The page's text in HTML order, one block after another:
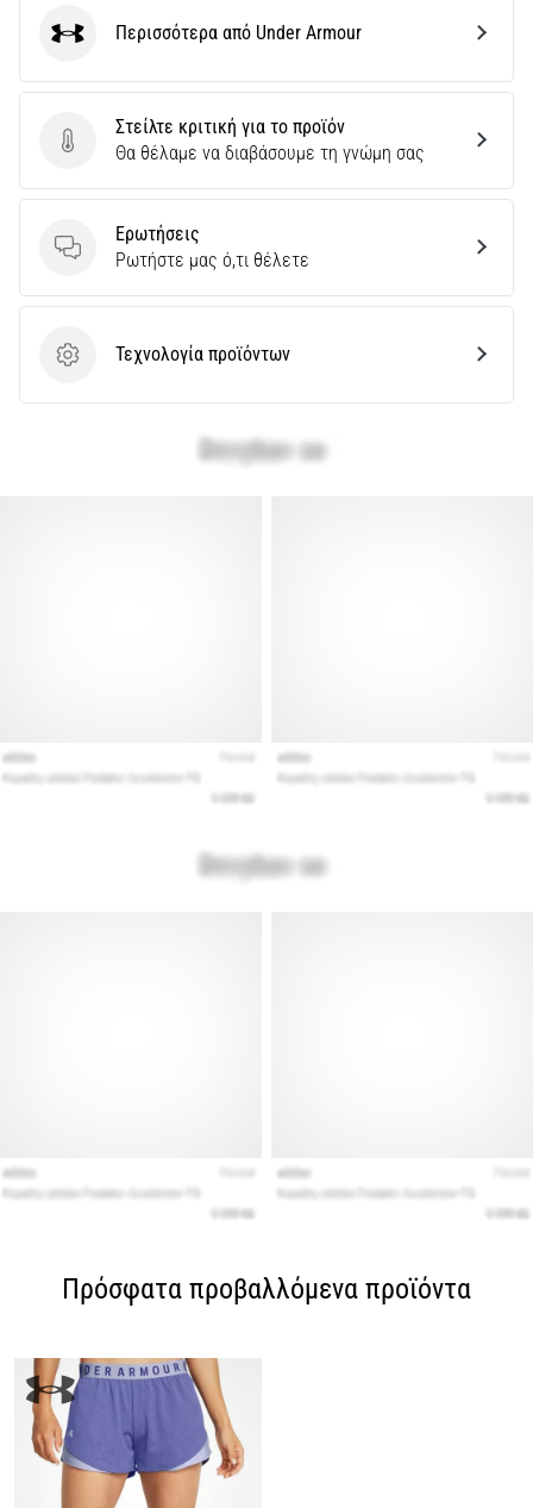
γνωστό
ως
λαγονοκνημιαίας
(ITBS),
συχνό…
όλων
Στείλτε κριτική για το προϊόν
Στείλτε κριτική για το προϊόν
Θα θέλαμε να διαβάσουμε τη γνώμη σας
Ερωτήσεις
Ερωτήσεις
Ρωτήστε μας ό,τι θέλετε
Τεχνολογία προϊόντων
Τεχνολογία προϊόντων
Under ArmourΠερισσότερα από Under Armour
Πρόσφατα προβαλλόμενα προϊόντα